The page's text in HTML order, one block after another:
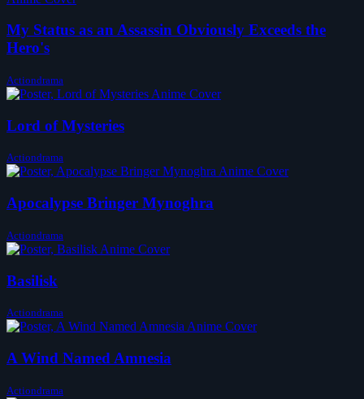
My Status as an Assassin Obviously Exceeds the
Hero's
Actiondrama
Lord of Mysteries
Actiondrama
Apocalypse Bringer Mynoghra
Actiondrama
Basilisk
Actiondrama
A Wind Named Amnesia
Actiondrama